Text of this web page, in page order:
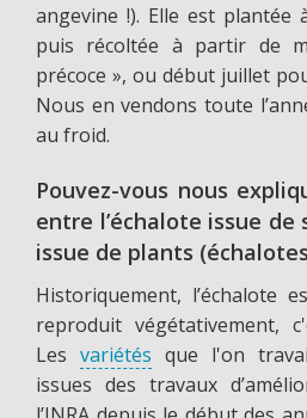
angevine !). Elle est
puis récoltée à partir de
précoce », ou début juillet
Nous en vendons toute
au froid.
Pouvez-vous nous
entre l’échalote issue de
issue de plants
Historiquement, l’échalote
reproduit végétativement,
Les variétés que l'on
issues des travaux